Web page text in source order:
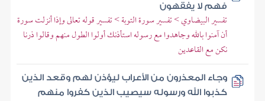
فهم لا يفقهون
تفسير البيضاوي > تفسير سورة التوبة > تفسير قوله تعالى وإذا أنزلت سورة
أن آمنوا بالله وجاهدوا مع رسوله استأذنك أولوا الطول منهم وقالوا ذرنا
نكن مع القاعدين
وجاء المعذرون من الأعراب ليؤذن لهم وقعد الذين
كذبوا الله ورسوله سيصيب الذين كفروا منهم